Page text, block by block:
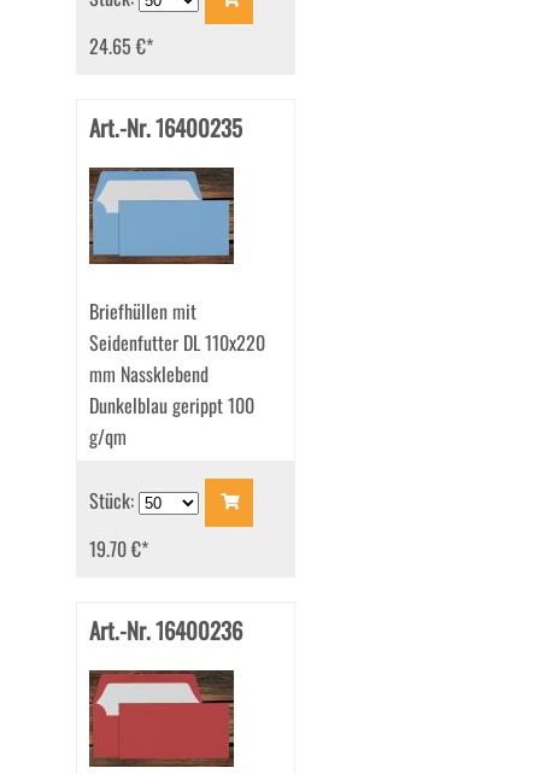
24.65 €*
Art.-Nr. 16400235
Briefhüllen mit
Seidenfutter DL 110x220
mm Nassklebend
Dunkelblau gerippt 100
g/qm
Stück:
19.70 €*
Art.-Nr. 16400236